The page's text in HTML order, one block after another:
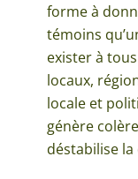
forme à
témoins
exister à
locaux,
locale et
génère
déstabilise